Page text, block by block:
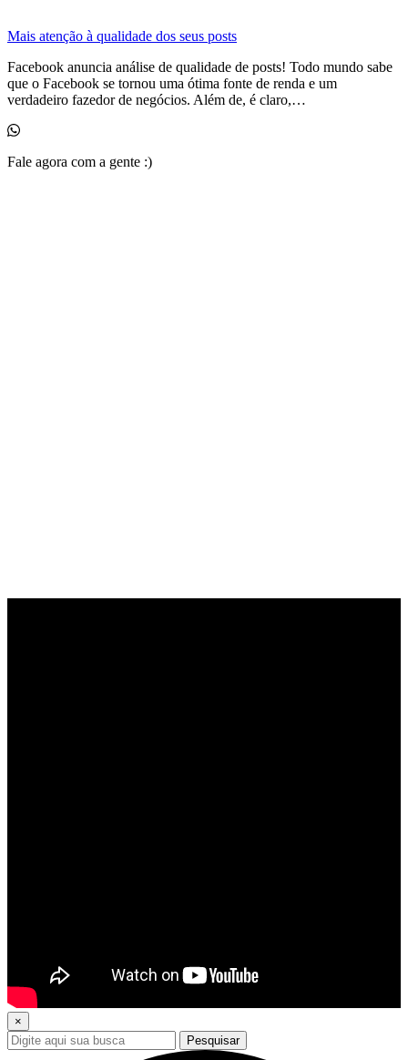
Mais atenção à qualidade dos seus posts
Facebook anuncia análise de qualidade de posts! Todo mundo sabe
que o Facebook se tornou uma ótima fonte de renda e um
verdadeiro fazedor de negócios. Além de, é claro,…
Fale agora com a gente :)
×
Pesquisar